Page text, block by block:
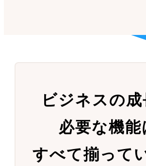
ビジネスの成
必要な機能
すべて揃って